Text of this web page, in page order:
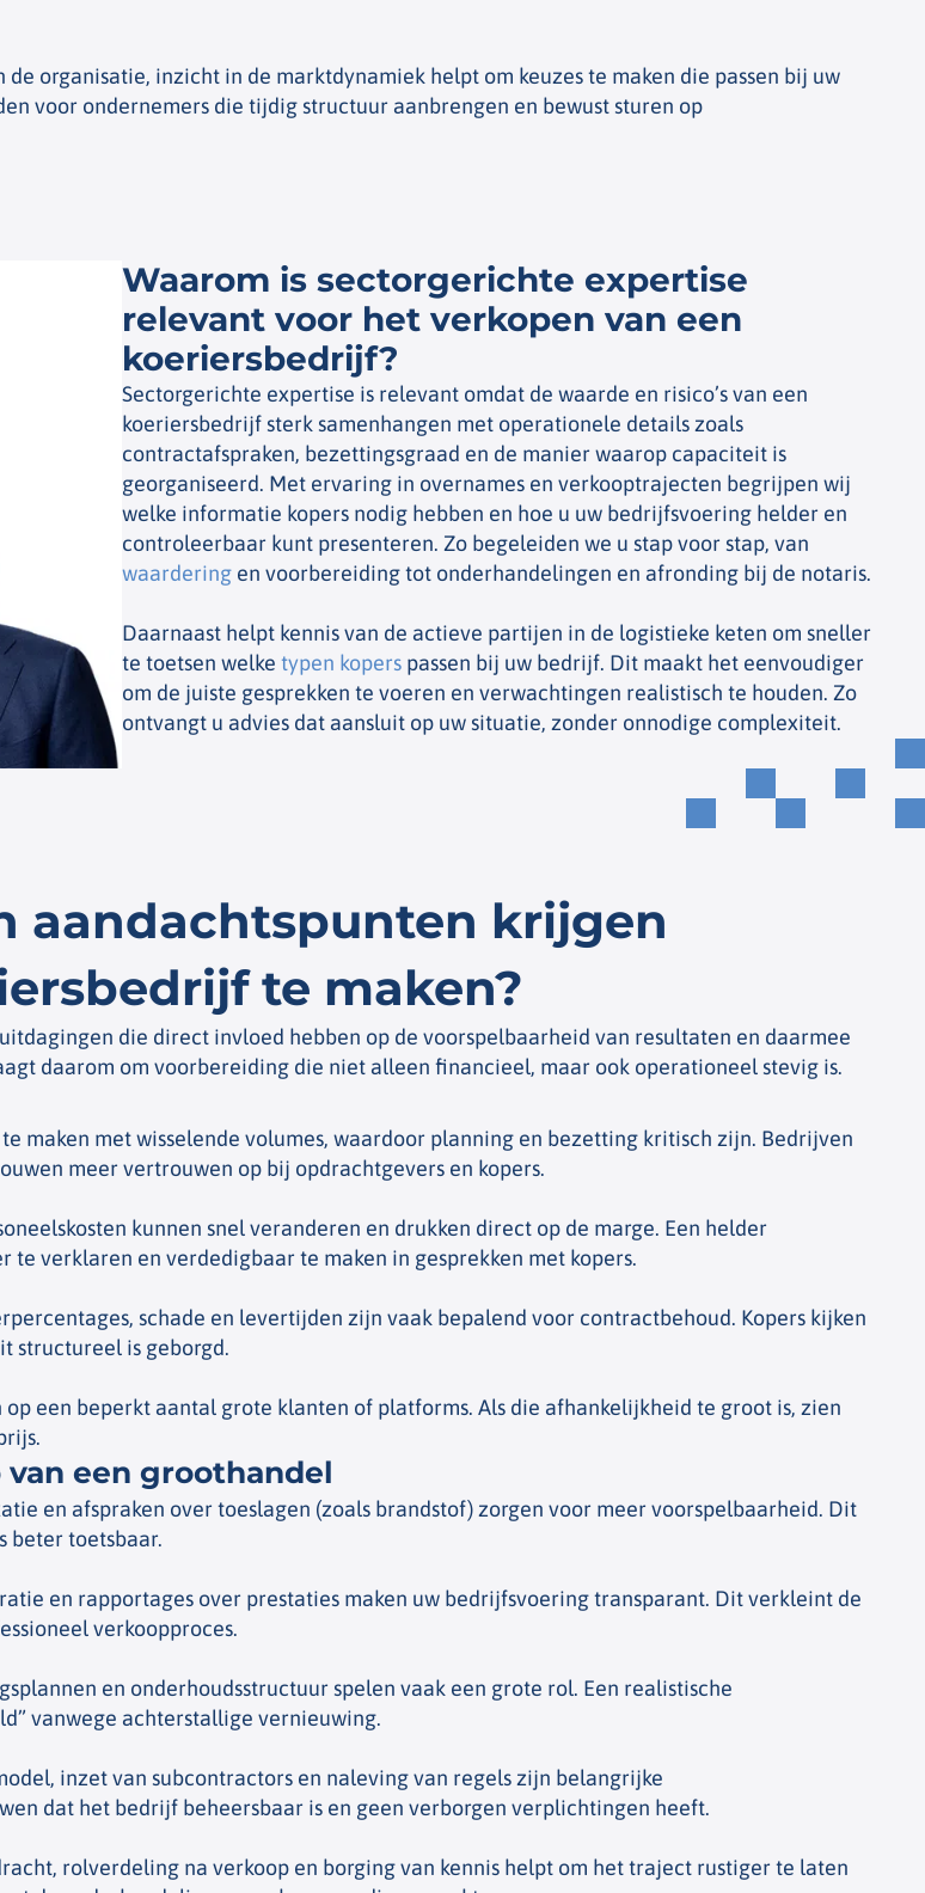
organisatie, inzicht in de marktdynamiek helpt om keuzes te maken die passen bij uw
voor ondernemers die tijdig structuur aanbrengen en bewust sturen op
Waarom is sectorgerichte expertise
relevant voor het verkopen van een
koeriersbedrijf?
Sectorgerichte expertise is relevant omdat de waarde en risico’s van een
koeriersbedrijf sterk samenhangen met operationele details zoals
contractafspraken, bezettingsgraad en de manier waarop capaciteit is
georganiseerd. Met ervaring in overnames en verkooptrajecten begrijpen wij
welke informatie kopers nodig hebben en hoe u uw bedrijfsvoering helder en
controleerbaar kunt presenteren. Zo begeleiden we u stap voor stap, van
waardering en voorbereiding tot onderhandelingen en afronding bij de notaris.
Daarnaast helpt kennis van de actieve partijen in de logistieke keten om sneller
te toetsen welke typen kopers passen bij uw bedrijf. Dit maakt het eenvoudiger
om de juiste gesprekken te voeren en verwachtingen realistisch te houden. Zo
ontvangt u advies dat aansluit op uw situatie, zonder onnodige complexiteit.
aandachtspunten krijgen
te maken?
die direct invloed hebben op de voorspelbaarheid van resultaten en daarmee
daarom om voorbereiding die niet alleen financieel, maar ook operationeel stevig is.
maken met wisselende volumes, waardoor planning en bezetting kritisch zijn. Bedrijven
meer vertrouwen op bij opdrachtgevers en kopers.
kunnen snel veranderen en drukken direct op de marge. Een helder
verklaren en verdedigbaar te maken in gesprekken met kopers.
schade en levertijden zijn vaak bepalend voor contractbehoud. Kopers kijken
structureel is geborgd.
een beperkt aantal grote klanten of platforms. Als die afhankelijkheid te groot is, zien
een groothandel
en afspraken over toeslagen (zoals brandstof) zorgen voor meer voorspelbaarheid. Dit
beter toetsbaar.
en rapportages over prestaties maken uw bedrijfsvoering transparant. Dit verkleint de
verkoopproces.
en onderhoudsstructuur spelen vaak een grote rol. Een realistische
vanwege achterstallige vernieuwing.
inzet van subcontractors en naleving van regels zijn belangrijke
dat het bedrijf beheersbaar is en geen verborgen verplichtingen heeft.
rolverdeling na verkoop en borging van kennis helpt om het traject rustiger te laten